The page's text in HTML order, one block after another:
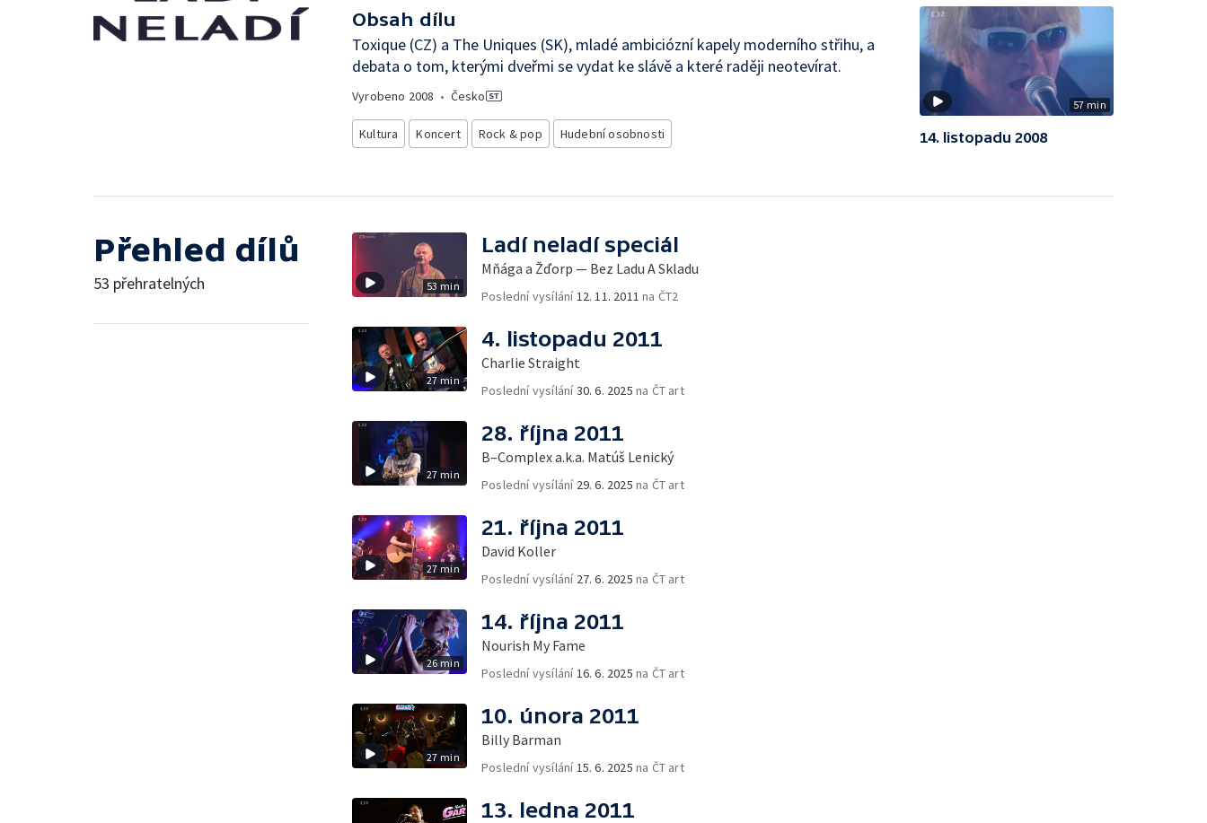
Obsah dílu
Toxique (CZ) a The Uniques (SK), mladé ambiciózní kapely moderního střihu, a
debata o tom, kterými dveřmi se vydat ke slávě a které raději neotevírat.
Vyrobeno 2008 • Česko
Kultura Koncert Rock & pop Hudební osobnosti
57 min
14. listopadu 2008
Přehled dílů
53 přehratelných 53 min
Ladí neladí speciál
Mňága a Žďorp — Bez Ladu A Skladu
Poslední vysílání 12. 11. 2011 na ČT2
27 min
4. listopadu 2011
Charlie Straight
Poslední vysílání30. 6. 2025 na ČT art
27 min
28. října 2011
B–Complex a.k.a. Matúš Lenický
Poslední vysílání 29. 6. 2025 na ČT art
27 min
21. října 2011
David Koller
Poslední vysílání 27. 6. 2025 na ČT art
26 min
14. října 2011
Nourish My Fame
Poslední vysílání 16. 6. 2025 na ČT art
27 min
10. února 2011
Billy Barman
Poslední vysílání 15. 6. 2025 na ČT art
13. ledna 2011